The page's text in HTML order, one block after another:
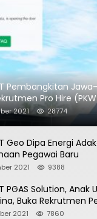
Pembangkitan
Pro Hire
2021 28774
Geo Dipa Energi
Pegawai Baru
2021 9388
PGAS Solution, Anak
Buka Rekrutmen
2021 7860